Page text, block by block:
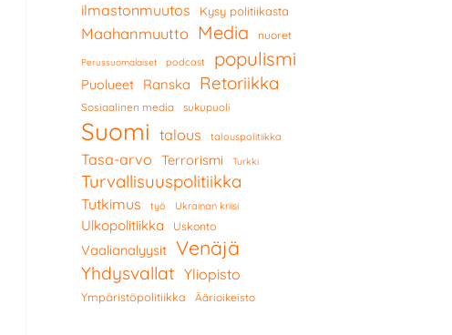
ilmastonmuutos Kysy politiikasta
Maahanmuutto Media nuoret
Perussuomalaiset podcast populismi
Puolueet Ranska Retoriikka
Sosiaalinen media sukupuoli
Suomi talous talouspolitiikka
Tasa-arvo Terrorismi Turkki
Turvallisuuspolitiikka
Tutkimus työ Ukrainan kriisi
Ulkopolitiikka Uskonto
Vaalianalyysit Venäjä
Yhdysvallat Yliopisto
Ympäristöpolitiikka Äärioikeisto